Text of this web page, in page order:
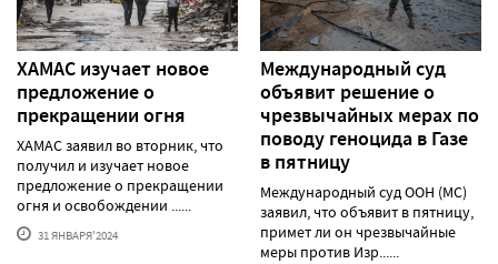
ХАМАС изучает новое
предложение о
прекращении огня
ХАМАС заявил во вторник, что
получил и изучает новое
предложение о прекращении
огня и освобождении ......
31 ЯНВАРЯ'2024
Международный суд
объявит решение о
чрезвычайных мерах по
поводу геноцида в Газе
в пятницу
Международный суд ООН (МС)
заявил, что объявит в пятницу,
примет ли он чрезвычайные
меры против Изр......